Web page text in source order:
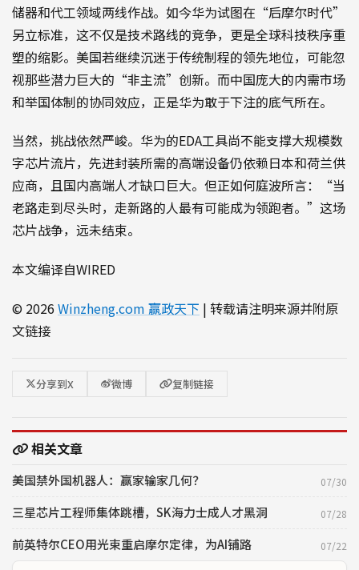
储器和代工领域两线作战。如今华为试图在“后摩尔时代”
另立标准，这不仅是技术路线的竞争，更是全球科技秩序重
塑的缩影。美国若继续沉迷于传统制程的领先地位，可能忽
视那些潜力巨大的“非主流”创新。而中国庞大的内需市场
和举国体制的协同效应，正是华为敢于下注的底气所在。
当然，挑战依然严峻。华为的EDA工具尚不能支撑大规模数
字芯片流片，先进封装所需的高端设备仍依赖日本和荷兰供
应商，且国内高端人才缺口巨大。但正如何庭波所言：“当
老路走到尽头时，走新路的人最有可能成为领跑者。”这场
芯片战争，远未结束。
本文编译自WIRED
© 2026 Winzheng.com 赢政天下 | 转载请注明来源并附原
文链接
分享到X 微博 复制链接
相关文章
美国禁外国机器人：赢家输家几何？ 07/30
三星芯片工程师集体跳槽，SK海力士成人才黑洞 07/28
前英特尔CEO用光束重启摩尔定律，为AI铺路 07/22